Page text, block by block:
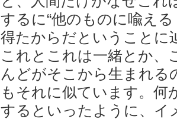
するに“他のものに喩え
得たからだということに
これとこれは一緒とか、
んどがそこから生まれる
もそれに似ています。何
するといったように、イ